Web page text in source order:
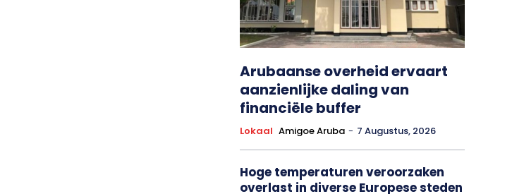
Arubaanse overheid ervaart
aanzienlijke daling van
financiële buffer
Lokaal Amigoe Aruba - 7 Augustus, 2026
Hoge temperaturen veroorzaken
overlast in diverse Europese steden